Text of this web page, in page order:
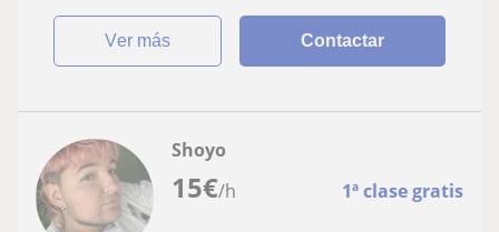
ver más Contactar
15€/h 1ª clase gratis
Shoyo